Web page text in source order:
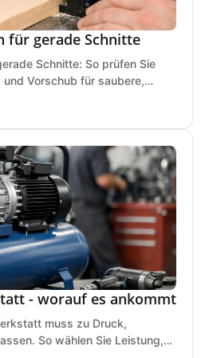
für gerade Schnitte
Schnitte: So prüfen Sie
Vorschub für saubere,
- worauf es ankommt
muss zu Druck,
So wählen Sie Leistung,